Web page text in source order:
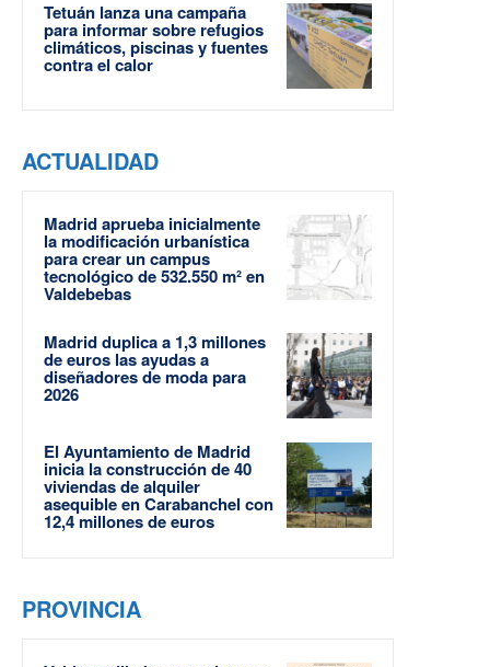
Tetuán lanza una campaña
para informar sobre refugios
climáticos, piscinas y fuentes
contra el calor
ACTUALIDAD
Madrid aprueba inicialmente
la modificación urbanística
para crear un campus
tecnológico de 532.550 m² en
Valdebebas
Madrid duplica a 1,3 millones
de euros las ayudas a
diseñadores de moda para
2026
El Ayuntamiento de Madrid
inicia la construcción de 40
viviendas de alquiler
asequible en Carabanchel con
12,4 millones de euros
PROVINCIA